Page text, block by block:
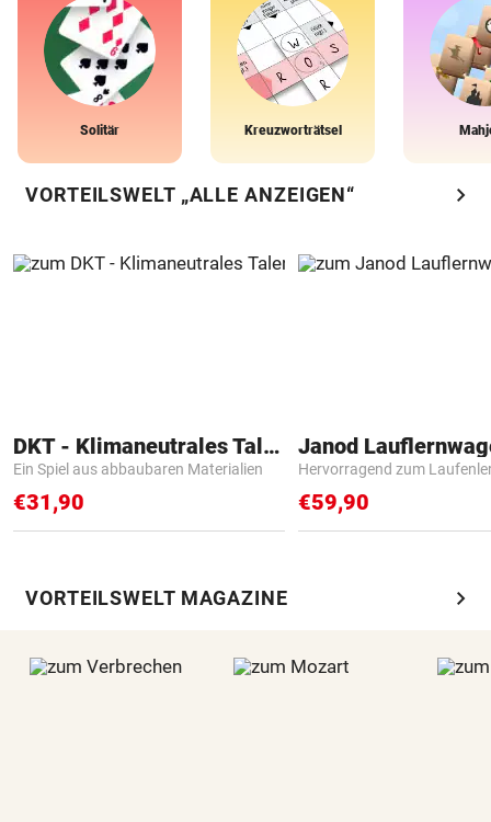
Solitär Kreuzworträtsel
VORTEILSWELT „ALLE ANZEIGEN“ chevron_right
DKT - Klimaneutrales Talent
Ein Spiel aus abbaubaren Materialien
€31,90
Janod
Hervorragend zum
€59,90
VORTEILSWELT MAGAZINE chevron_right